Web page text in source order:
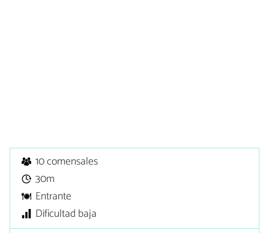
10 comensales
30m
Entrante
Dificultad baja